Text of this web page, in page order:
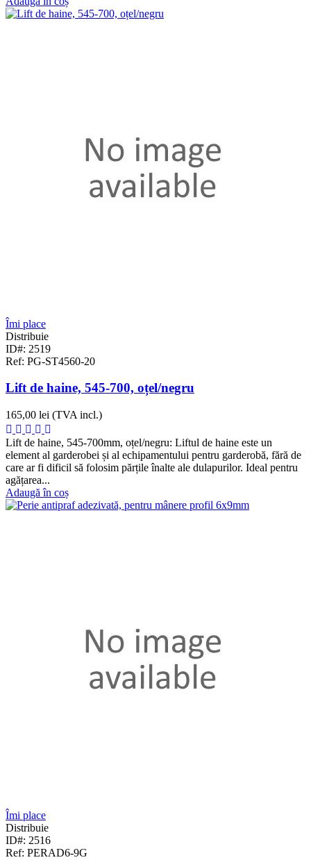
Îmi place
Distribuie
ID#: 2519
Ref: PG-ST4560-20
Lift de haine, 545-700, oțel/negru
165,00 lei (TVA incl.)
Lift de haine, 545-700mm, oțel/negru: Liftul de haine este un
element al garderobei și al echipamentului pentru garderobă, fără de
care ar fi dificil să folosim părțile înalte ale dulapurilor. Ideal pentru
agățarea...
Adaugă în coș
Îmi place
Distribuie
ID#: 2516
Ref: PERAD6-9G